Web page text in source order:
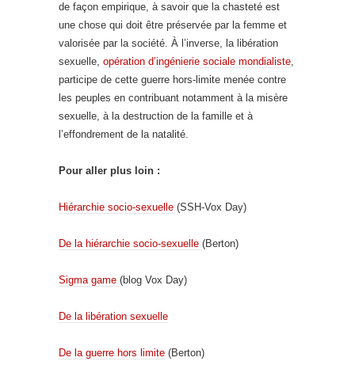
de façon empirique, à savoir que la chasteté est
une chose qui doit être préservée par la femme et
valorisée par la société. À l’inverse, la libération
sexuelle, opération d’ingénierie sociale mondialiste
participe de cette guerre hors-limite menée contre
les peuples en contribuant notamment à la misère
sexuelle, à la destruction de la famille et à
l’effondrement de la natalité.
Pour aller plus loin :
Hiérarchie socio-sexuelle (SSH-Vox Day)
De la hiérarchie socio-sexuelle (Berton)
Sigma game (blog Vox Day)
De la libération sexuelle
De la guerre hors limite (Berton)